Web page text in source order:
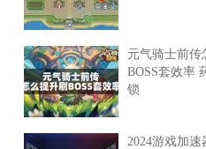
元气骑士前传
BOSS套效率
锁
2024游戏加速